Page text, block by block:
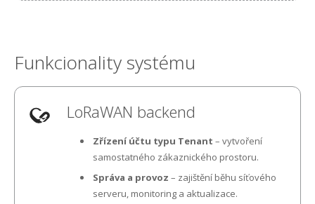
Funkcionality systému
LoRaWAN backend
Zřízení účtu typu Tenant – vytvoření
samostatného zákaznického prostoru.
Správa a provoz – zajištění běhu síťového
serveru, monitoring a aktualizace.